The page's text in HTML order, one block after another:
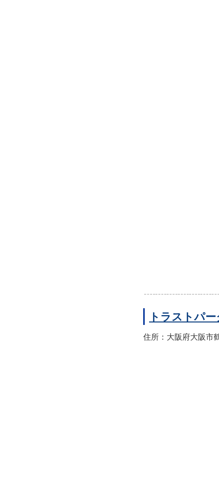
トラストパ
住所：大阪府大阪市